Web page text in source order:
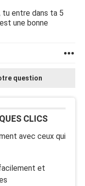
tu entre dans ta 5
une bonne
question
CLICS
avec ceux qui
et